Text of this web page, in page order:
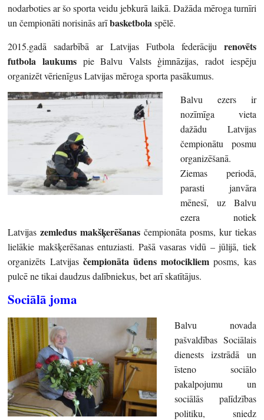
nodarboties ar šo sporta veidu jebkurā laikā. Dažāda mēroga turnīri
un čempionāti norisinās arībasketbolaspēlē.
2015.gadā sadarbībā ar Latvijas Futbola federāciju renovēts
futbola laukums pie Balvu Valsts ģimnāzijas, radot iespēju
organizēt vērienīgus Latvijas mēroga sporta pasākumus.
Balvu ezers ir
nozīmīga vieta
dažādu Latvijas
čempionātu posmu
organizēšanā.
Ziemas periodā,
parasti janvāra
mēnesī, uz Balvu
ezera notiek
Latvijaszemledus makšķerēšanas čempionāta posms, kur tiekas
lielākie makšķerēšanas entuziasti. Pašā vasaras vidū – jūlijā, tiek
organizēts Latvijas čempionāta ūdens motocikliem posms, kas
pulcē ne tikai daudzus dalībniekus, bet arī skatītājus.
Sociālā joma
Balvu novada
pašvaldības Sociālais
dienests izstrādā un
īsteno sociālo
pakalpojumu un
sociālās palīdzības
politiku, sniedz